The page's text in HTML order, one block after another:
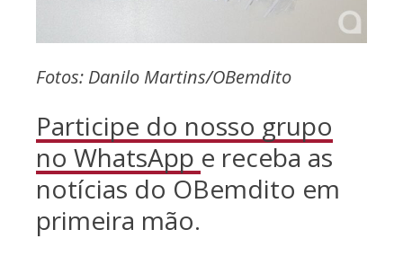
Fotos: Danilo Martins/OBemdito
Participe do nosso grupo
no WhatsApp e receba as
notícias do OBemdito em
primeira mão.